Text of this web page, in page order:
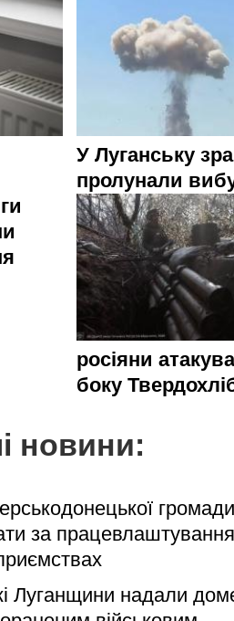
У Луганську
пролунали
росіяни
боку
новини:
за
Луганщини надали